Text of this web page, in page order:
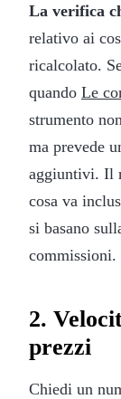
La verifica
relativo ai
ricalcolato.
quando Le
strumento
ma prevede
aggiuntivi. Il
cosa va
si basano
commissioni.
2.
prezzi
Chiedi un